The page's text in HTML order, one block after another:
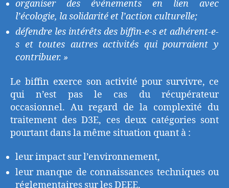
organiser des événements en lien avec
l’écologie, la solidarité et l’action culturelle;
défendre les intérêts des biffin-e-s et adhérent-e-
s et toutes autres activités qui pourraient y
contribuer. »
Le biffin exerce son activité pour survivre, ce
qui n’est pas le cas du récupérateur
occasionnel. Au regard de la complexité du
traitement des D3E, ces deux catégories sont
pourtant dans la même situation quant à :
leur impact sur l’environnement,
leur manque de connaissances techniques ou
réglementaires sur les DEEE,